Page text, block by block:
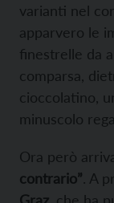
varianti nel
apparvero le
finestrelle da
comparsa,
cioccolatino,
minuscolo
Ora però
contrario”. A